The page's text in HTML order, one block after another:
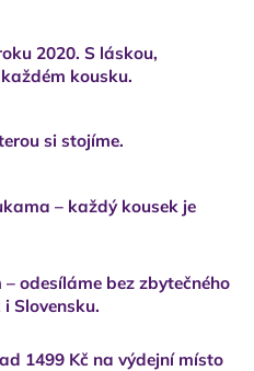
2020. S láskou,
kousku.
si stojíme.
– každý kousek je
odesíláme bez zbytečného
Slovensku.
1499 Kč na výdejní místo